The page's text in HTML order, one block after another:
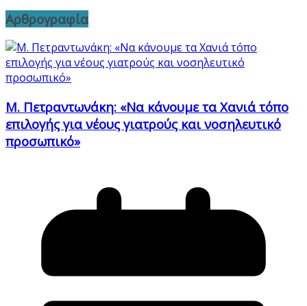
Αρθρογραφία
Μ. Πετραντωνάκη: «Να κάνουμε τα Χανιά τόπο
επιλογής για νέους γιατρούς και νοσηλευτικό
προσωπικό»